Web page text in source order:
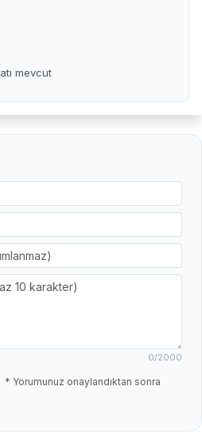
mevcut
0/2000
* Yorumunuz onaylandıktan sonra